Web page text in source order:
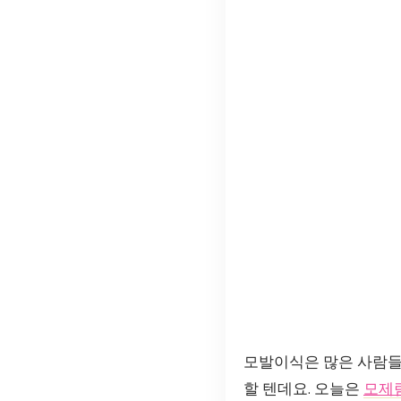
모발이식은 많은 사람
할 텐데요. 오늘은 모제